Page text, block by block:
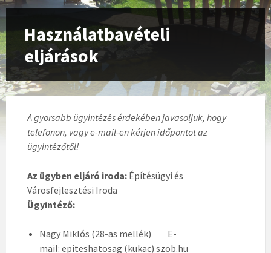
Használatbavételi
eljárások
A gyorsabb ügyintézés érdekében javasoljuk, hogy
telefonon, vagy e-mail-en kérjen időpontot az
ügyintézőtől!
Az ügyben eljáró iroda: Építésügyi és
Városfejlesztési Iroda
Ügyintéző:
Nagy Miklós (28-as mellék) E-
mail: epiteshatosag (kukac) szob.hu